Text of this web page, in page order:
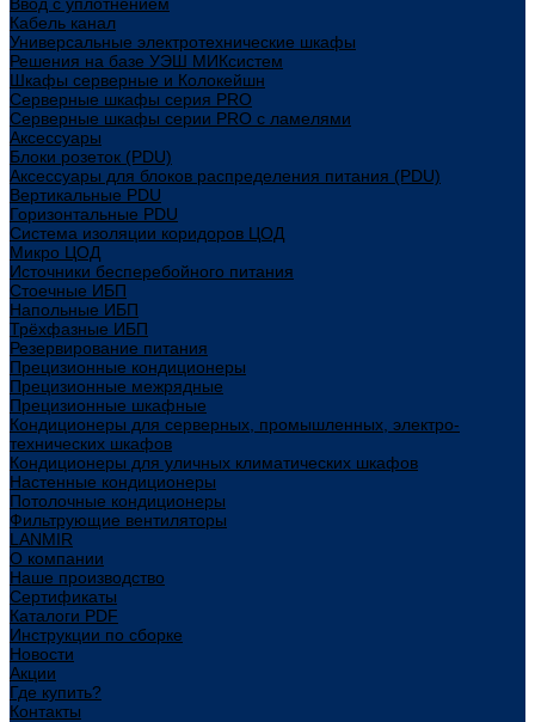
Кабель канал
Универсальные электротехнические шкафы
Решения на базе УЭШ МИКсистем
Шкафы серверные и Колокейшн
Серверные шкафы серия PRO
Серверные шкафы серии PRO с ламелями
Аксессуары
Блоки розеток (PDU)
Аксессуары для блоков распределения питания (PDU)
Вертикальные PDU
Горизонтальные PDU
Система изоляции коридоров ЦОД
Микро ЦОД
Источники бесперебойного питания
Стоечные ИБП
Напольные ИБП
Трёхфазные ИБП
Резервирование питания
Прецизионные кондиционеры
Прецизионные межрядные
Прецизионные шкафные
Кондиционеры для серверных, промышленных, электро-
технических шкафов
Кондиционеры для уличных климатических шкафов
Настенные кондиционеры
Потолочные кондиционеры
Фильтрующие вентиляторы
LANMIR
О компании
Наше производство
Сертификаты
Каталоги PDF
Инструкции по сборке
Новости
Акции
Где купить?
Контакты